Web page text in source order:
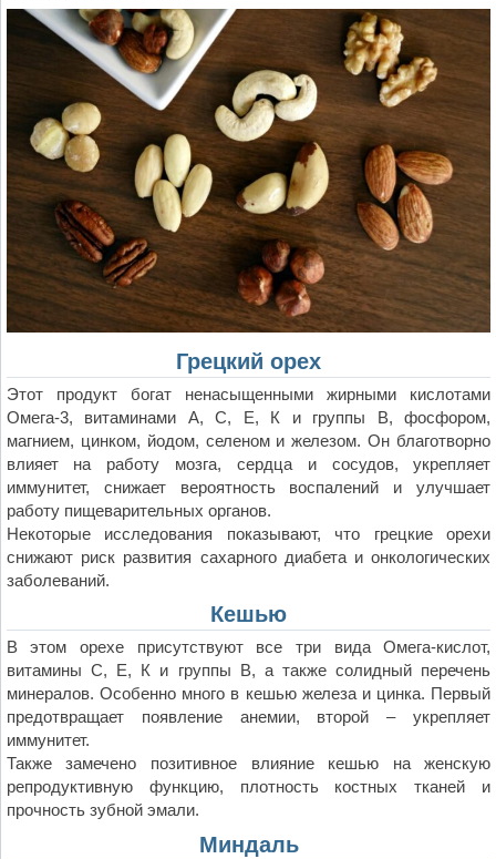
Грецкий орех
Этот продукт богат ненасыщенными жирными кислотами
Омега-3, витаминами А, С, Е, К и группы В, фосфором,
магнием, цинком, йодом, селеном и железом. Он благотворно
влияет на работу мозга, сердца и сосудов, укрепляет
иммунитет, снижает вероятность воспалений и улучшает
работу пищеварительных органов.
Некоторые исследования показывают, что грецкие орехи
снижают риск развития сахарного диабета и онкологических
заболеваний.
Кешью
В этом орехе присутствуют все три вида Омега-кислот,
витамины С, Е, К и группы В, а также солидный перечень
минералов. Особенно много в кешью железа и цинка. Первый
предотвращает появление анемии, второй – укрепляет
иммунитет.
Также замечено позитивное влияние кешью на женскую
репродуктивную функцию, плотность костных тканей и
прочность зубной эмали.
Миндаль